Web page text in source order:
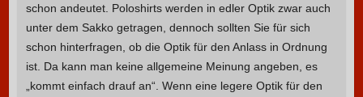
schon andeutet. Poloshirts werden in edler Optik zwar auch
unter dem Sakko getragen, dennoch sollten Sie für sich
schon hinterfragen, ob die Optik für den Anlass in Ordnung
ist. Da kann man keine allgemeine Meinung angeben, es
„kommt einfach drauf an“. Wenn eine legere Optik für den